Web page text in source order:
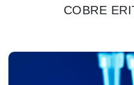
COBRE